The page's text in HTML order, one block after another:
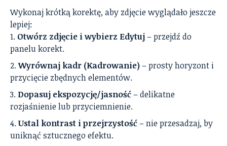
Wykonaj krótką korektę, aby zdjęcie wyglądało jeszcze
lepiej:
Otwórz zdjęcie i wybierz Edytuj– przejdź do
panelu korekt.
Wyrównaj kadr (Kadrowanie)– prosty horyzont i
przycięcie zbędnych elementów.
Dopasuj ekspozycję/jasność– delikatne
rozjaśnienie lub przyciemnienie.
Ustal kontrast i przejrzystość– nie przesadzaj, by
uniknąć sztucznego efektu.